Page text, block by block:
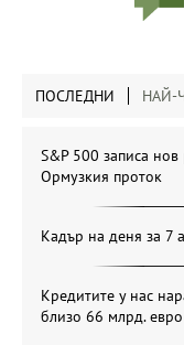
ПОСЛЕДНИ НАЙ-
S&P 500 записа
Ормузкия проток
Кадър на деня за 7
Кредитите у нас
близо 66 млрд.